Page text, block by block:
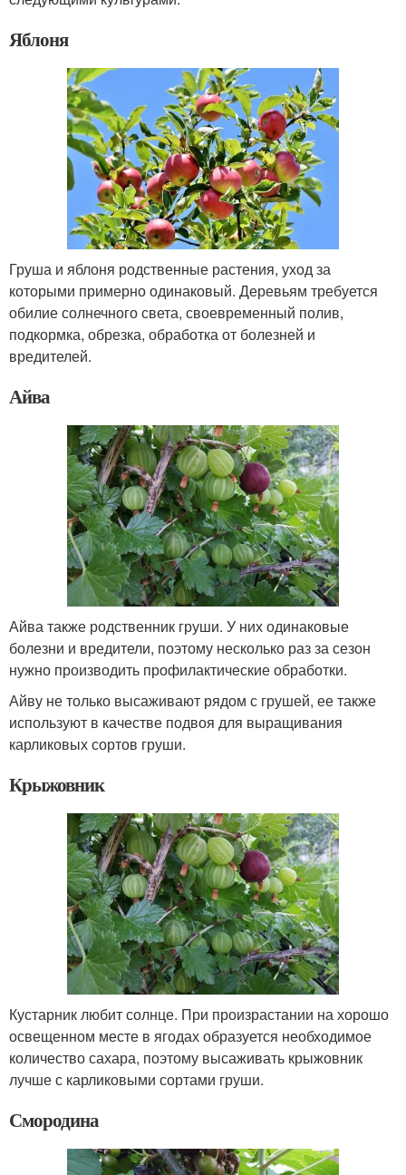
Яблоня
Груша и яблоня родственные растения, уход за
которыми примерно одинаковый. Деревьям требуется
обилие солнечного света, своевременный полив,
подкормка, обрезка, обработка от болезней и
вредителей.
Айва
Айва также родственник груши. У них одинаковые
болезни и вредители, поэтому несколько раз за сезон
нужно производить профилактические обработки.
Айву не только высаживают рядом с грушей, ее также
используют в качестве подвоя для выращивания
карликовых сортов груши.
Крыжовник
Кустарник любит солнце. При произрастании на хорошо
освещенном месте в ягодах образуется необходимое
количество сахара, поэтому высаживать крыжовник
лучше с карликовыми сортами груши.
Смородина